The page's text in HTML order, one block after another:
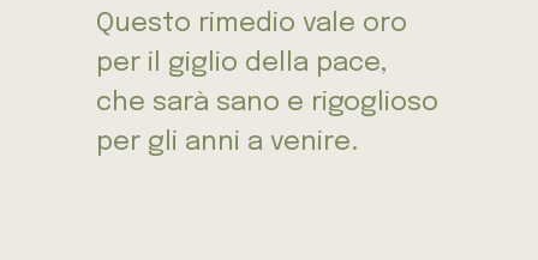
Questo rimedio vale oro
per il giglio della pace,
che sarà sano e rigoglioso
per gli anni a venire.